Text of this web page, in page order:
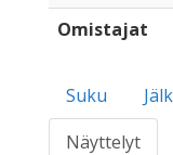
Omistajat
Suku
Näyttelyt